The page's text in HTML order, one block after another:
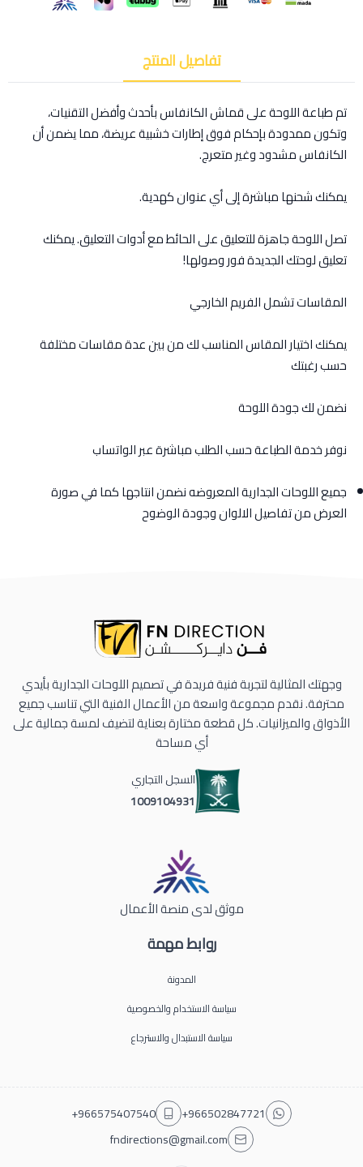
تفاصيل المنتج
تم طباعة اللوحة على قماش الكانفاس بأحدث وأفضل التقنيات،
وتكون ممدودة بإحكام فوق إطارات خشبية عريضة، مما يضمن أن
الكانفاس مشدود وغير متعرج.
يمكنك شحنها مباشرة إلى أي عنوان كهدية.
تصل اللوحة جاهزة للتعليق على الحائط مع أدوات التعليق. يمكنك
تعليق لوحتك الجديدة فور وصولها!
المقاسات تشمل الفريم الخارجي
يمكنك اختيار المقاس المناسب لك من بين عدة مقاسات مختلفة
حسب رغبتك
نضمن لك جودة اللوحة
نوفر خدمة الطباعة حسب الطلب مباشرة عبر الواتساب
جميع اللوحات الجدارية المعروضه نضمن انتاجها كما في صورة
العرض من تفاصيل الالوان وجودة الوضوح
روابط مهمة
المدونة
سياسة الاستخدام والخصوصية
سياسة الاستبدال والاسترجاع
وجهتك المثالية لتجربة فنية فريدة في تصميم اللوحات الجدارية بأيدي
محترفة. نقدم مجموعة واسعة من الأعمال الفنية التي تناسب جميع
الأذواق والميزانيات. كل قطعة مختارة بعناية لتضيف لمسة جمالية على
أي مساحة
السجل التجاري
1009104931
موثق لدى منصة الأعمال
+966502847721
+966575407540
fndirections@gmail.com